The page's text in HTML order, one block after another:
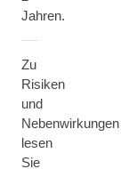
Jahren.
Zu
Risiken
und
Nebenwirkungen
lesen
Sie